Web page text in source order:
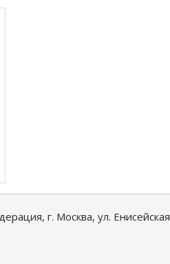
г. Москва, ул.